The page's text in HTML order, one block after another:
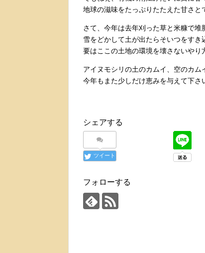
地球の滋味をたっぷりたたえた甘さ
さて、今年は去年刈った草と米糠で堆
雪をどかして土が出たらそいつをすき
要はここの土地の環境を壊さないやり
アイヌモシリの土のカムイ、空のカム
今年もまた少しだけ恵みを与えて下さ
シェアする
ツイート
フォローする